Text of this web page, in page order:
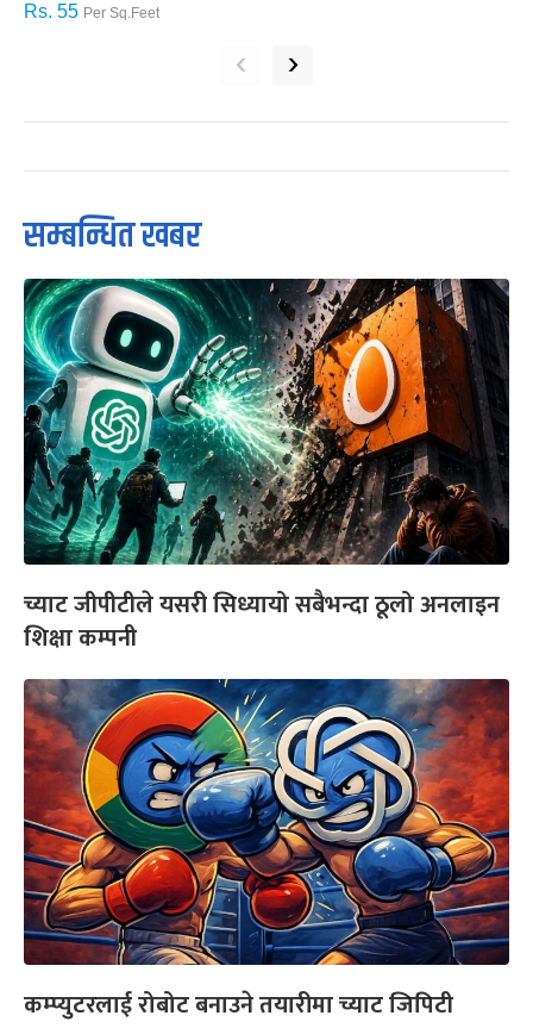
Rs. 55 Per Sq.Feet
‹ ›
सम्बन्धित खबर
च्याट जीपीटीले यसरी सिध्यायो सबैभन्दा ठूलो अनलाइन
शिक्षा कम्पनी
कम्प्युटरलाई रोबोट बनाउने तयारीमा च्याट जिपिटी